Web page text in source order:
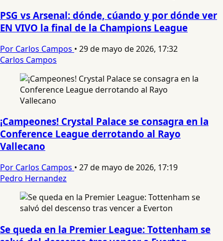
PSG vs Arsenal: dónde, cúando y por dónde ver
EN VIVO la final de la Champions League
Por Carlos Campos • 29 de mayo de 2026, 17:32
Carlos Campos
¡Campeones! Crystal Palace se consagra en la
Conference League derrotando al Rayo
Vallecano
Por Carlos Campos • 27 de mayo de 2026, 17:19
Pedro Hernandez
Se queda en la Premier League: Tottenham se